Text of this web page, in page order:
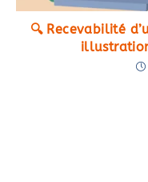
🔍 Recevabilité